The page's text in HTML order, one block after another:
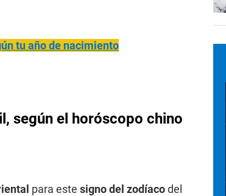
tu año de nacimiento
según el horóscopo chino
para este signo del zodíacodel